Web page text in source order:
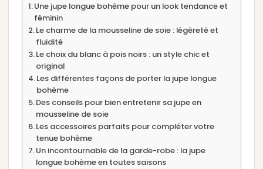
Une jupe longue bohème pour un look tendance et
féminin
Le charme de la mousseline de soie : légèreté et
fluidité
Le choix du blanc à pois noirs : un style chic et
original
Les différentes façons de porter la jupe longue
bohème
Des conseils pour bien entretenir sa jupe en
mousseline de soie
Les accessoires parfaits pour compléter votre
tenue bohème
Un incontournable de la garde-robe : la jupe
longue bohème en toutes saisons